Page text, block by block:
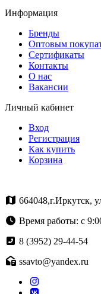
Информация
Бренды
Оптовым
Сертификаты
Контакты
О нас
Вакансии
Личный кабинет
Вход
Регистрация
Как купить
Корзина
664048,г.Иркутск,
Время работы: с
8 (3952) 29-44-54
ssavto@yandex.ru